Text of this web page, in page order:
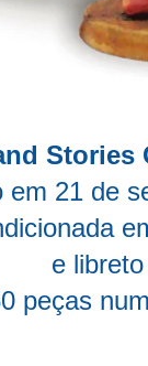
Stories
em 21 de
e libreto
peças